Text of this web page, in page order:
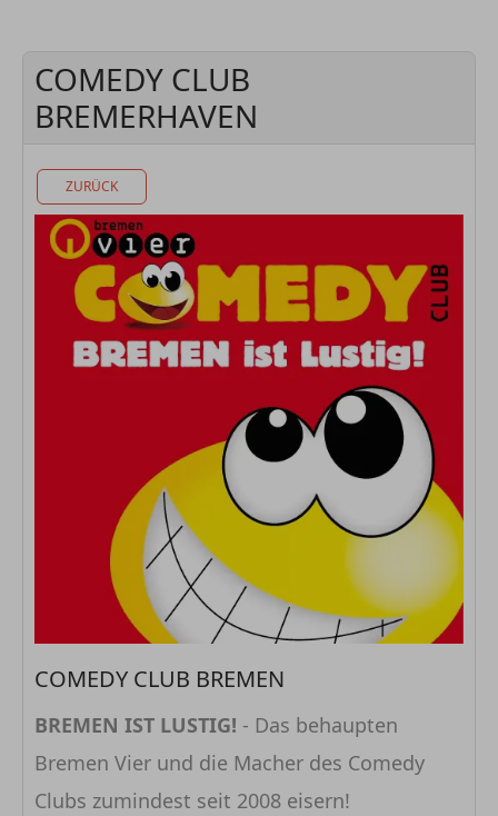
COMEDY CLUB
BREMERHAVEN
ZURÜCK
COMEDY CLUB BREMEN
BREMEN IST LUSTIG! - Das behaupten
Bremen Vier und die Macher des Comedy
Clubs zumindest seit 2008 eisern!